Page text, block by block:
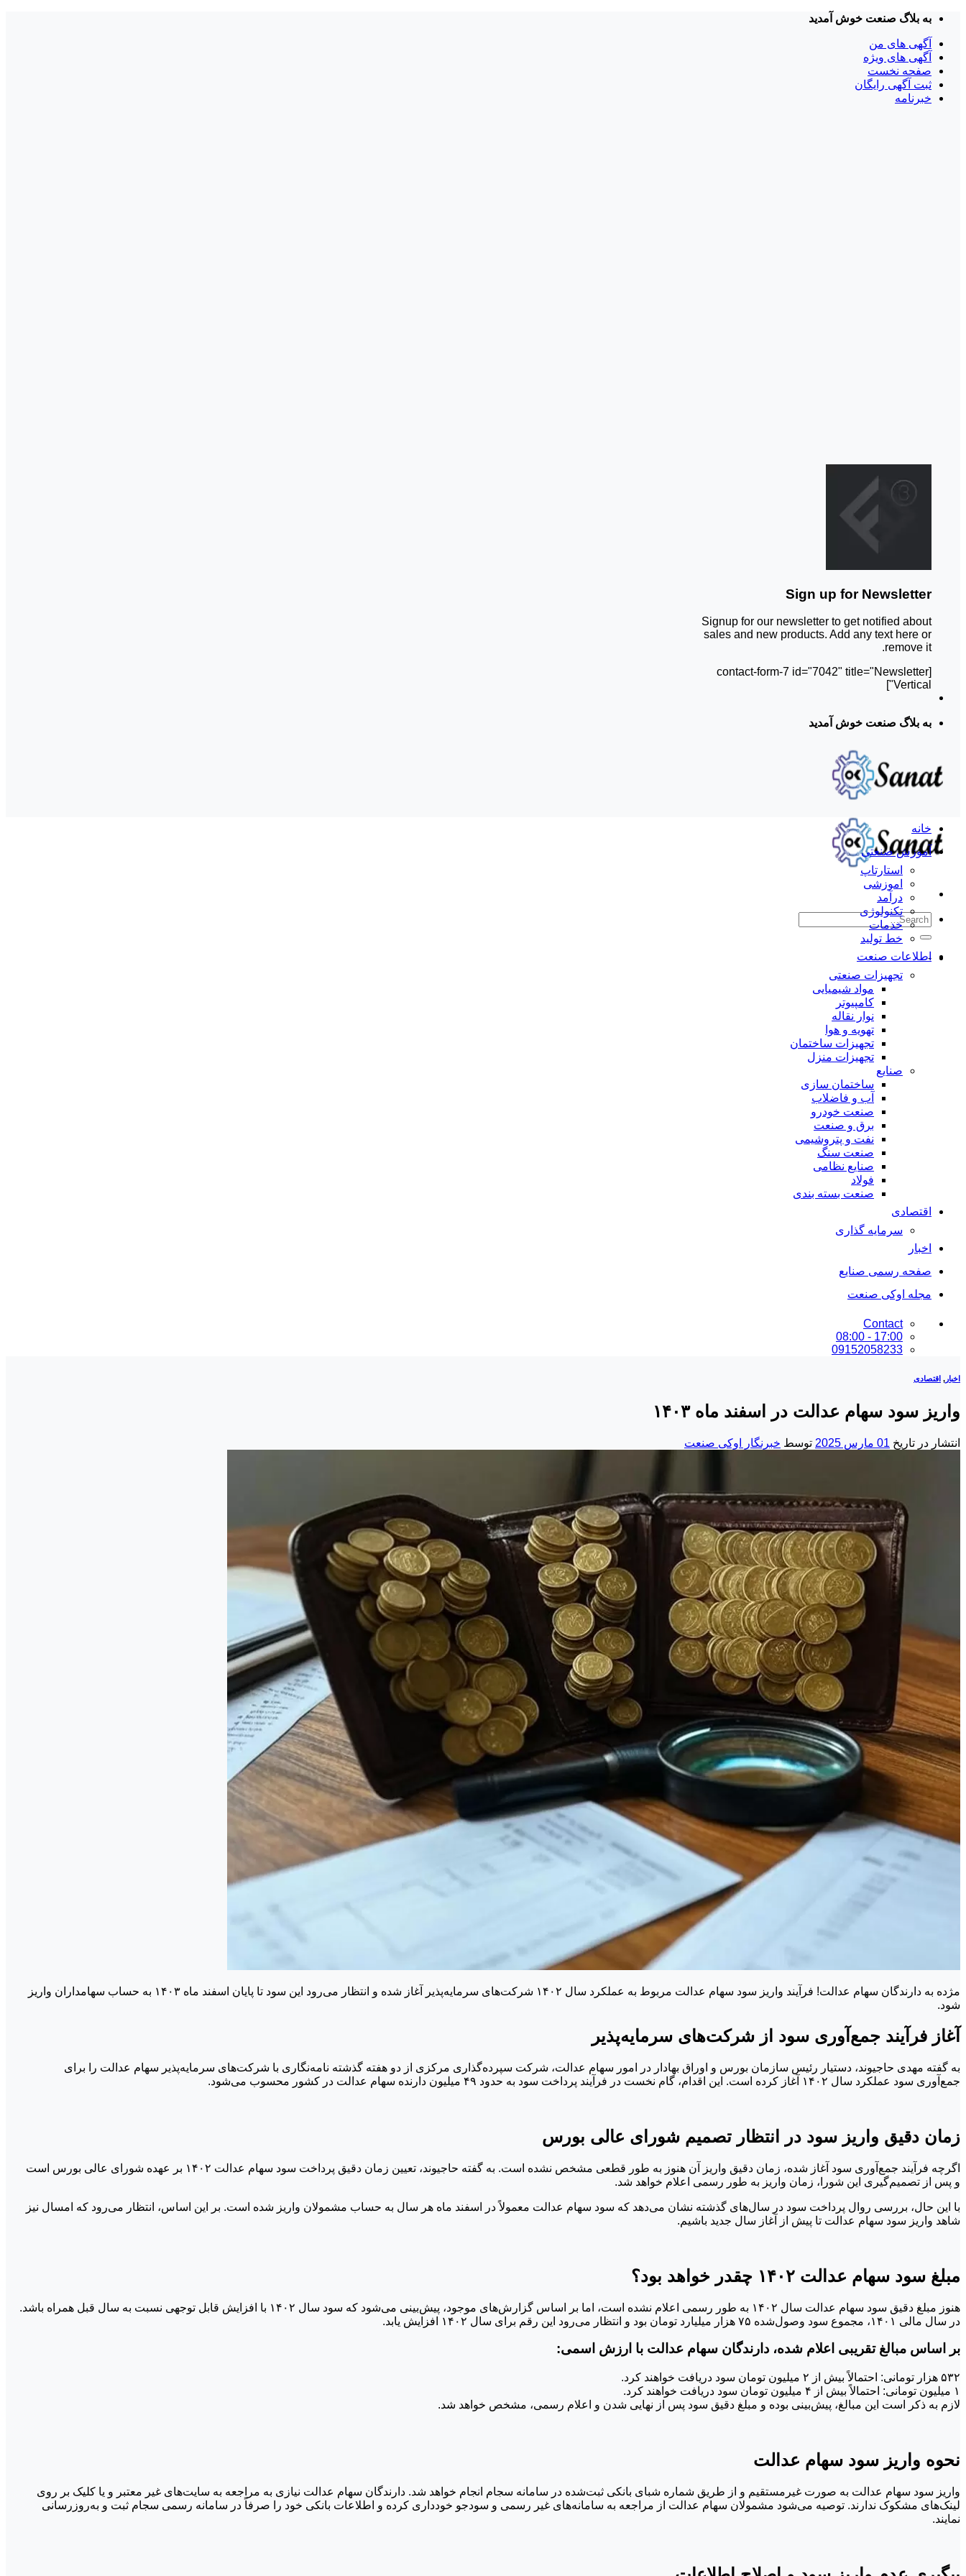
Skip
content
به بلاگ صنعت خوش آمدید
آگهی های من
آگهی های ویژه
صفحه نخست
ثبت آگهی رایگان
خبرنامه
Sign up for Newsletter
Signup for our newsletter to get notified about
sales and new products. Add any text here or
remove it.
[contact-form-7 id="7042" title="Newsletter
Vertical"]
به بلاگ صنعت خوش آمدید
-
خانه
آموزش صنعتی
استارتاپ
اموزشی
درآمد
تکنولوژی
خدمات
خط تولید
اطلاعات صنعت
تجهیزات صنعتی
مواد شیمیایی
کامپیوتر
نوار نقاله
تهویه و هوا
تجهیزات ساختمان
تجهیزات منزل
صنایع
ساختمان سازی
آب و فاضلاب
صنعت خودرو
برق و صنعت
نفت و پتروشیمی
صنعت سنگ
صنایع نظامی
فولاد
صنعت بسته بندی
اقتصادی
سرمایه گذاری
اخبار
صفحه رسمی صنایع
مجله اوکی صنعت
Contact
17:00 - 08:00
09152058233
اخبار , اقتصادی
واریز سود سهام عدالت در اسفند ماه ۱۴۰۳
انتشار در تاریخ 01 مارس 2025 توسط خبرنگار اوکی صنعت
مژده به دارندگان سهام عدالت! فرآیند واریز سود سهام عدالت مربوط به عملکرد سال ۱۴۰۲ شرکت‌های سرمایه‌پذیر آغاز شده و انتظار می‌رود این سود تا پایان اسفند ماه ۱۴۰۳ به حساب سهامداران واریز
شود.
آغاز فرآیند جمع‌آوری سود از شرکت‌های سرمایه‌پذیر
به گفته مهدی حاجیوند، دستیار رئیس سازمان بورس و اوراق بهادار در امور سهام عدالت، شرکت سپرده‌گذاری مرکزی از دو هفته گذشته نامه‌نگاری با شرکت‌های سرمایه‌پذیر سهام عدالت را برای
جمع‌آوری سود عملکرد سال ۱۴۰۲ آغاز کرده است. این اقدام، گام نخست در فرآیند پرداخت سود به حدود ۴۹ میلیون دارنده سهام عدالت در کشور محسوب می‌شود.
زمان دقیق واریز سود در انتظار تصمیم شورای عالی بورس
اگرچه فرآیند جمع‌آوری سود آغاز شده، زمان دقیق واریز آن هنوز به طور قطعی مشخص نشده است. به گفته حاجیوند، تعیین زمان دقیق پرداخت سود سهام عدالت ۱۴۰۲ بر عهده شورای عالی بورس است
و پس از تصمیم‌گیری این شورا، زمان واریز به طور رسمی اعلام خواهد شد.
با این حال، بررسی روال پرداخت سود در سال‌های گذشته نشان می‌دهد که سود سهام عدالت معمولاً در اسفند ماه هر سال به حساب مشمولان واریز شده است. بر این اساس، انتظار می‌رود که امسال نیز
شاهد واریز سود سهام عدالت تا پیش از آغاز سال جدید باشیم.
مبلغ سود سهام عدالت ۱۴۰۲ چقدر خواهد بود؟
هنوز مبلغ دقیق سود سهام عدالت سال ۱۴۰۲ به طور رسمی اعلام نشده است، اما بر اساس گزارش‌های موجود، پیش‌بینی می‌شود که سود سال ۱۴۰۲ با افزایش قابل توجهی نسبت به سال قبل همراه باشد.
در سال مالی ۱۴۰۱، مجموع سود وصول‌شده ۷۵ هزار میلیارد تومان بود و انتظار می‌رود این رقم برای سال ۱۴۰۲ افزایش یابد.
بر اساس مبالغ تقریبی اعلام شده، دارندگان سهام عدالت با ارزش اسمی:
۵۳۲ هزار تومانی: احتمالاً بیش از ۲ میلیون تومان سود دریافت خواهند کرد.
۱ میلیون تومانی: احتمالاً بیش از ۴ میلیون تومان سود دریافت خواهند کرد.
لازم به ذکر است این مبالغ، پیش‌بینی بوده و مبلغ دقیق سود پس از نهایی شدن و اعلام رسمی، مشخص خواهد شد.
نحوه واریز سود سهام عدالت
واریز سود سهام عدالت به صورت غیرمستقیم و از طریق شماره شبای بانکی ثبت‌شده در سامانه سجام انجام خواهد شد. دارندگان سهام عدالت نیازی به مراجعه به سایت‌های غیر معتبر و یا کلیک بر روی
لینک‌های مشکوک ندارند. توصیه می‌شود مشمولان سهام عدالت از مراجعه به سامانه‌های غیر رسمی و سودجو خودداری کرده و اطلاعات بانکی خود را صرفاً در سامانه رسمی سجام ثبت و به‌روزرسانی
نمایند.